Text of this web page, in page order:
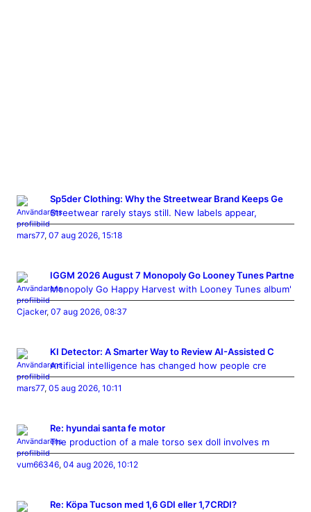
Sp5der Clothing: Why the Streetwear Brand Keeps Ge
Streetwear rarely stays still. New labels appear,
mars77, 07 aug 2026, 15:18
IGGM 2026 August 7 Monopoly Go Looney Tunes Partne
Monopoly Go Happy Harvest with Looney Tunes album'
Cjacker, 07 aug 2026, 08:37
KI Detector: A Smarter Way to Review AI-Assisted C
Artificial intelligence has changed how people cre
mars77, 05 aug 2026, 10:11
Re: hyundai santa fe motor
The production of a male torso sex doll involves m
vum66346, 04 aug 2026, 10:12
Re: Köpa Tucson med 1,6 GDI eller 1,7CRDI?